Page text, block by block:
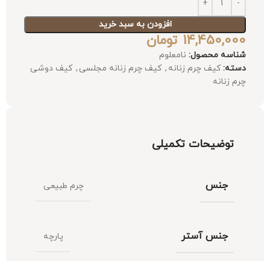
افزودن به سبد خرید
14,450,000 تومان
شناسه محصول: نامعلوم
دسته: کیف چرم زنانه , کیف چرم زنانه مجلسی , کیف دوشی
چرم زنانه
توضیحات تکمیلی
جنس چرم طبیعی
جنس آستر پارچه